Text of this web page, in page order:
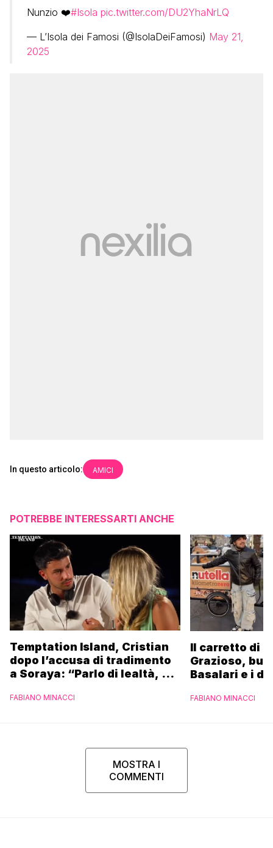
Nunzio ❤️#Isola pic.twitter.com/DU2YhaNrLQ
— L’Isola dei Famosi (@IsolaDeiFamosi) May 21,
2025
In questo articolo: AMICI
POTREBBE INTERESSARTI ANCHE
Temptation Island, Cristian
dopo l’accusa di tradimento
a Soraya: “Parlo di lealtà, ma
FABIANO MINACCI
Il carretto di
Grazioso,
Basalari e i
Ferrero”
FABIANO MINACCI
MOSTRA I
COMMENTI